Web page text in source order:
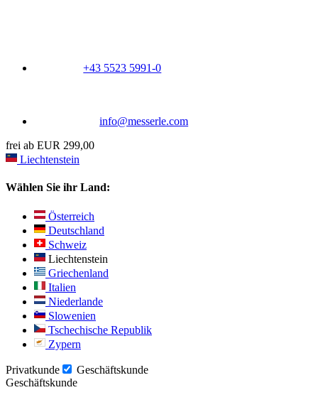
+43 5523 5991-0
info@messerle.com
frei ab EUR 299,00
Liechtenstein
Wählen Sie ihr Land:
Österreich
Deutschland
Schweiz
Liechtenstein
Griechenland
Italien
Niederlande
Slowenien
Tschechische Republik
Zypern
Privatkunde
Geschäftskunde
Geschäftskunde